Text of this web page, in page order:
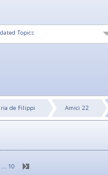
Topics
de Filippi Amici 22
… 10